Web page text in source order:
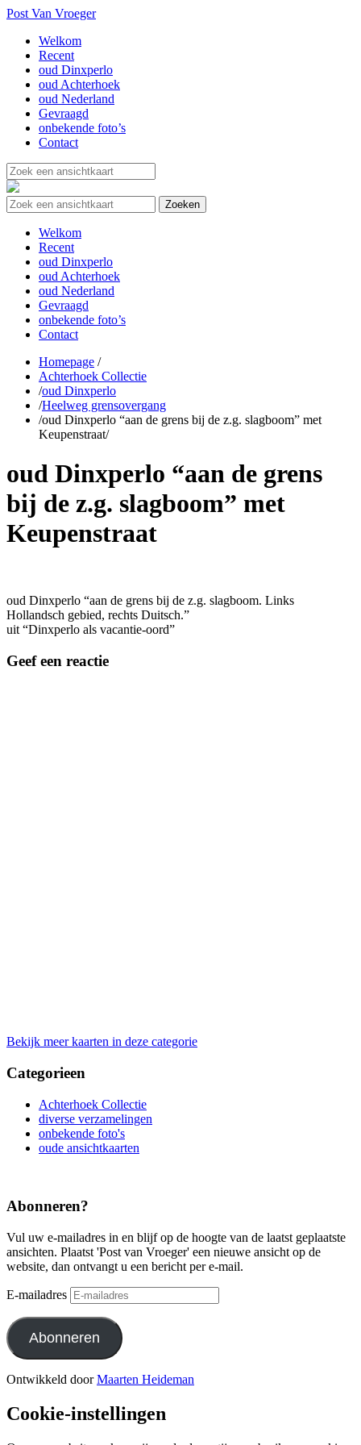
Post Van Vroeger
Welkom
Recent
oud Dinxperlo
oud Achterhoek
oud Nederland
Gevraagd
onbekende foto’s
Contact
Welkom
Recent
oud Dinxperlo
oud Achterhoek
oud Nederland
Gevraagd
onbekende foto’s
Contact
Homepage /
Achterhoek Collectie
/oud Dinxperlo
/Heelweg grensovergang
/oud Dinxperlo “aan de grens bij de z.g. slagboom” met
Keupenstraat/
oud Dinxperlo “aan de grens
bij de z.g. slagboom” met
Keupenstraat
oud Dinxperlo “aan de grens bij de z.g. slagboom. Links
Hollandsch gebied, rechts Duitsch.”
uit “Dinxperlo als vacantie-oord”
Geef een reactie
Bekijk meer kaarten in deze categorie
Categorieen
Achterhoek Collectie
diverse verzamelingen
onbekende foto's
oude ansichtkaarten
Abonneren?
Vul uw e-mailadres in en blijf op de hoogte van de laatst geplaatste
ansichten. Plaatst 'Post van Vroeger' een nieuwe ansicht op de
website, dan ontvangt u een bericht per e-mail.
E-mailadres
Abonneren
Ontwikkeld doorMaarten Heideman
Cookie-instellingen